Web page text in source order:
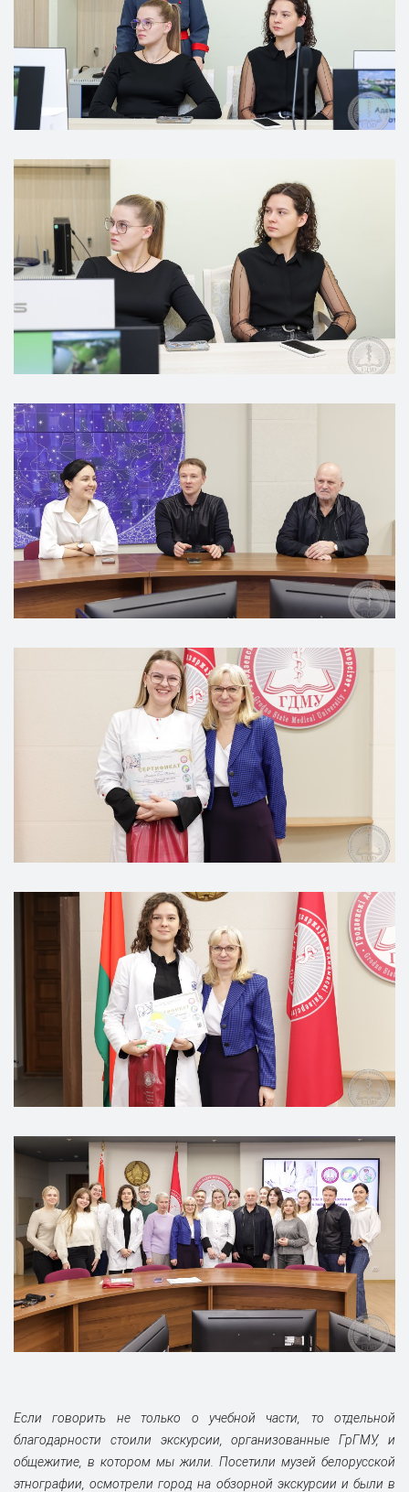
Если говорить не только о учебной части, то отдельной
благодарности стоили экскурсии, организованные ГрГМУ, и
общежитие, в котором мы жили. Посетили музей белорусской
этнографии, осмотрели город на обзорной экскурсии и были в